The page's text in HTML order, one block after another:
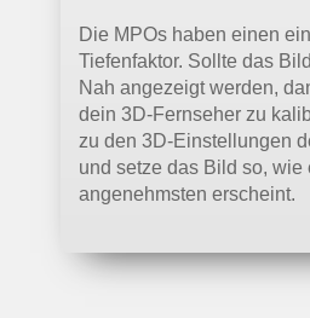
Die MPOs haben einen
Tiefenfaktor. Sollte das
Nah angezeigt werden,
dein 3D-Fernseher zu
zu den 3D-Einstellungen
und setze das Bild so, wie
angenehmsten erscheint.